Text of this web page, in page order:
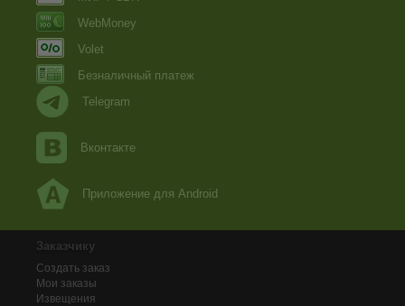
WebMoney
Volet
Безналичный платеж
Telegram
Вконтакте
Приложение для Android
Заказчику
Создать заказ
Мои заказы
Извещения